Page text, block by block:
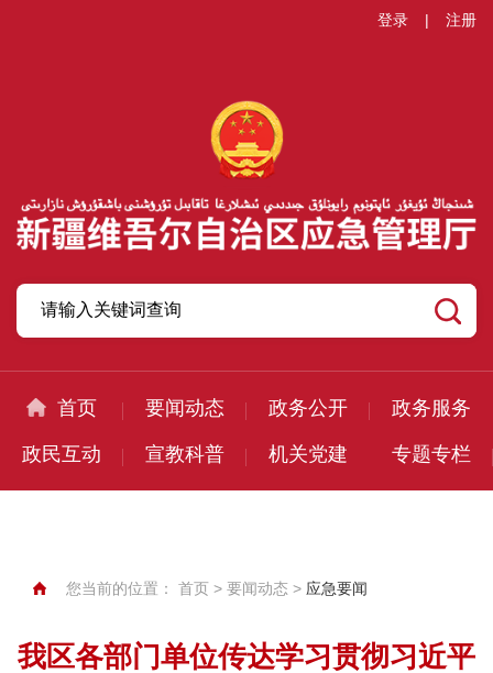
登录 | 注册
首页 要闻动态 政务公开 政务服务
政民互动 宣教科普 机关党建 专题专栏
您当前的位置： 首页 > 要闻动态 > 应急要闻
我区各部门单位传达学习贯彻习近平